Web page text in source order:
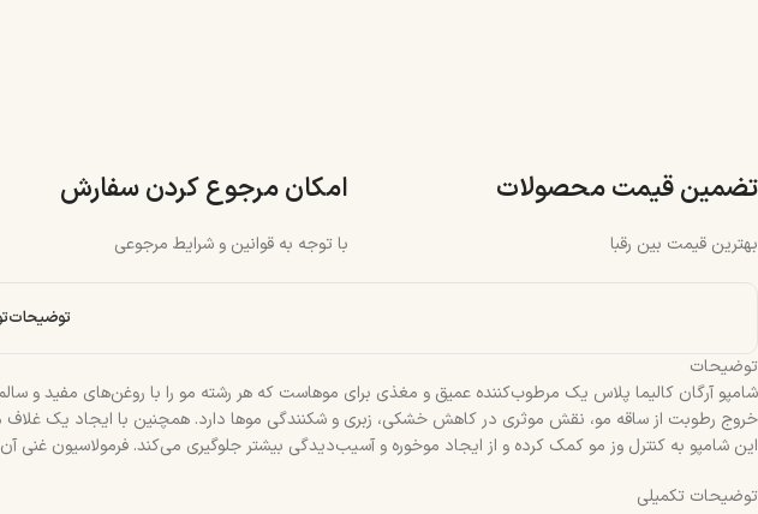
تضمین قیمت محصولات
بهترین قیمت بین رقبا
امکان مرجوع کردن سفارش
با توجه به قوانین و شرایط مرجوعی
توضیحات
توضیحات
شامپو آرگان کالیما پلاس یک مرطوب‌کننده عمیق و مغذی برای موهاست که هر رشته مو را با روغن‌های مفید و
خروج رطوبت از ساقه مو، نقش موثری در کاهش خشکی، زبری و شکنندگی موها دارد. همچنین با ایجاد یک غلاف
این شامپو به کنترل وز مو کمک کرده و از ایجاد موخوره و آسیب‌دیدگی بیشتر جلوگیری می‌کند. فرمولاسیون
توضیحات تکمیلی